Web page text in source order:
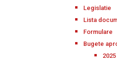
Legislatie
Lista
Formulare
Bugete
2025